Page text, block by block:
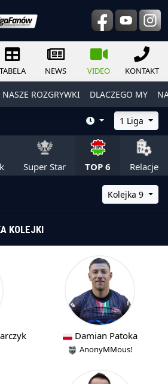
TABELA NEWS VIDEO KONTAKT
NASZE ROZGRYWKI DLACZEGO MY
1 Liga
Super Star TOP 6 Relacje
Kolejka 9
KOLEJKI
Damian Patoka
AnonyMMous!